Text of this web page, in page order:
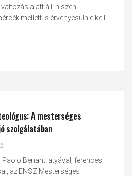
alatt áll, hiszen
mellett is érvényesülnie kell....
A mesterséges
szolgálatában
Paolo Benanti atyával, ferences
az ENSZ Mesterséges